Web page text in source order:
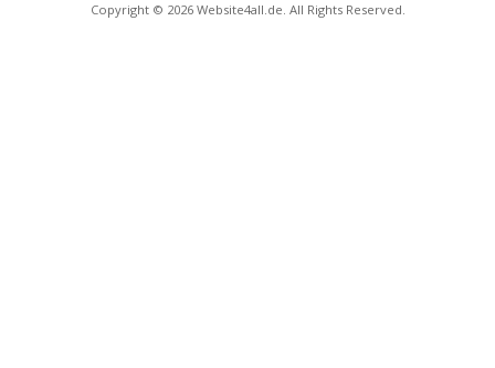
Copyright © 2026 Website4all.de. All Rights Reserved.